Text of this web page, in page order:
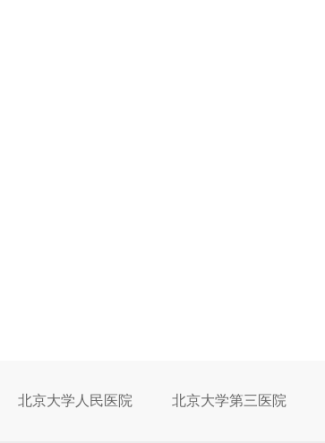
北京大学人民医院 北京大学第三医院